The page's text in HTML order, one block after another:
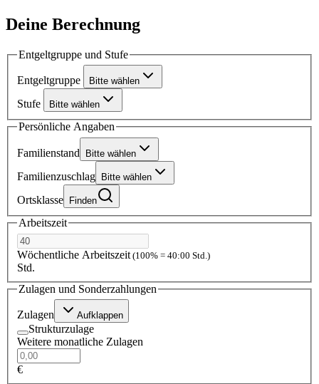
Deine Berechnung
Entgeltgruppe und Stufe
Entgeltgruppe Bitte wählen
Stufe Bitte wählen
Persönliche Angaben
Familienstand Bitte wählen
Familienzuschlag Bitte wählen
Ortsklasse Finden
Arbeitszeit
Wöchentliche Arbeitszeit (100% = 40:00 Std.)
Std.
Zulagen und Sonderzahlungen
Zulagen Aufklappen
Strukturzulage
Weitere monatliche Zulagen
€